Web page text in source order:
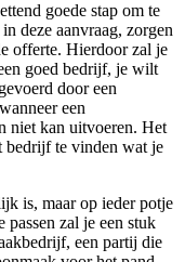
goede stap om te
deze aanvraag, zorgen
offerte. Hierdoor zal je
goed bedrijf, je wilt
door een
een
niet kan uitvoeren. Het
bedrijf te vinden wat je
is, maar op ieder potje
passen zal je een stuk
een partij die